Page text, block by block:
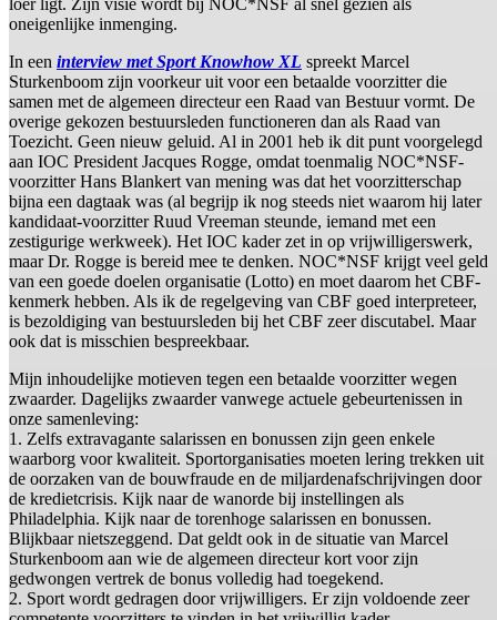
loer ligt. Zijn visie wordt bij NOC*NSF al snel gezien als
oneigenlijke inmenging.
In een interview met Sport Knowhow XL spreekt Marcel
Sturkenboom zijn voorkeur uit voor een betaalde voorzitter die
samen met de algemeen directeur een Raad van Bestuur vormt. De
overige gekozen bestuursleden functioneren dan als Raad van
Toezicht. Geen nieuw geluid. Al in 2001 heb ik dit punt voorgelegd
aan IOC President Jacques Rogge, omdat toenmalig NOC*NSF-
voorzitter Hans Blankert van mening was dat het voorzitterschap
bijna een dagtaak was (al begrijp ik nog steeds niet waarom hij later
kandidaat-voorzitter Ruud Vreeman steunde, iemand met een
zestigurige werkweek). Het IOC kader zet in op vrijwilligerswerk,
maar Dr. Rogge is bereid mee te denken. NOC*NSF krijgt veel geld
van een goede doelen organisatie (Lotto) en moet daarom het CBF-
kenmerk hebben. Als ik de regelgeving van CBF goed interpreteer,
is bezoldiging van bestuursleden bij het CBF zeer discutabel. Maar
ook dat is misschien bespreekbaar.
Mijn inhoudelijke motieven tegen een betaalde voorzitter wegen
zwaarder. Dagelijks zwaarder vanwege actuele gebeurtenissen in
onze samenleving:
1. Zelfs extravagante salarissen en bonussen zijn geen enkele
waarborg voor kwaliteit. Sportorganisaties moeten lering trekken uit
de oorzaken van de bouwfraude en de miljardenafschrijvingen door
de kredietcrisis. Kijk naar de wanorde bij instellingen als
Philadelphia. Kijk naar de torenhoge salarissen en bonussen.
Blijkbaar nietszeggend. Dat geldt ook in de situatie van Marcel
Sturkenboom aan wie de algemeen directeur kort voor zijn
gedwongen vertrek de bonus volledig had toegekend.
2. Sport wordt gedragen door vrijwilligers. Er zijn voldoende zeer